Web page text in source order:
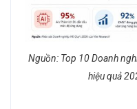
Nguồn: Top 10 Doanh
hiệu quả